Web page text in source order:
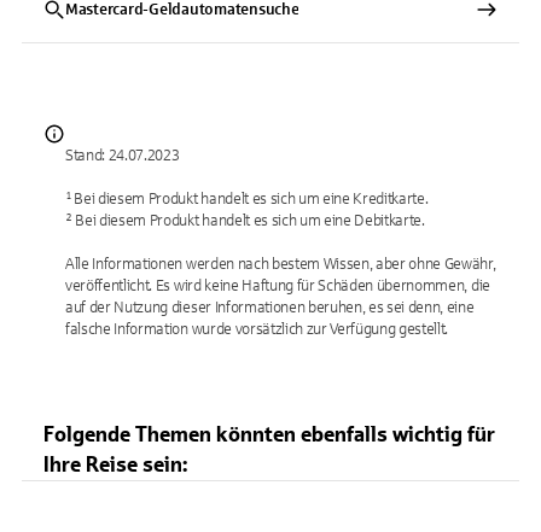
Mastercard-Geldautomatensuche
Stand: 24.07.2023
¹ Bei diesem Produkt handelt es sich um eine Kreditkarte.
² Bei diesem Produkt handelt es sich um eine Debitkarte.
Alle Informationen werden nach bestem Wissen, aber ohne Gewähr,
veröffentlicht. Es wird keine Haftung für Schäden übernommen, die
auf der Nutzung dieser Informationen beruhen, es sei denn, eine
falsche Information wurde vorsätzlich zur Verfügung gestellt.
Folgende Themen könnten ebenfalls wichtig für
Ihre Reise sein: